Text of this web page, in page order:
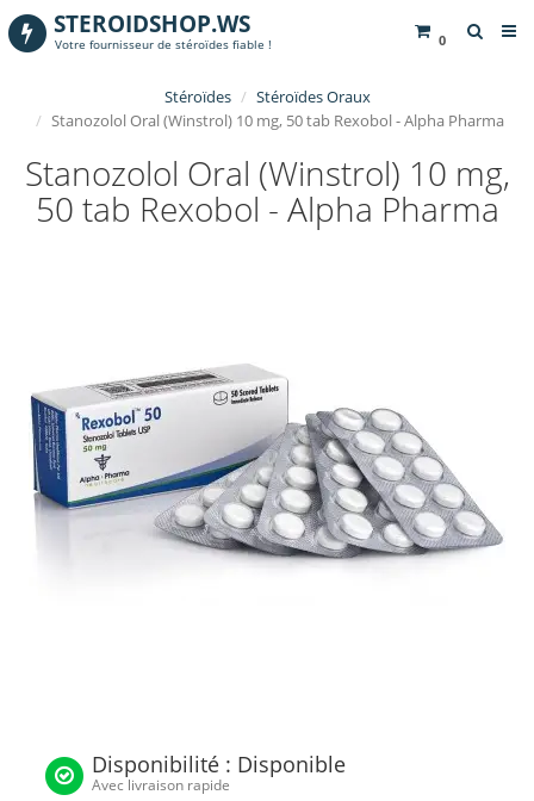
0
STEROIDSHOP.WS
Votre fournisseur de stéroïdes fiable !
Stéroïdes
Stéroïdes Oraux
Stanozolol Oral (Winstrol) 10 mg, 50 tab Rexobol - Alpha Pharma
Stanozolol Oral (Winstrol) 10 mg,
50 tab Rexobol - Alpha Pharma
Disponibilité : Disponible
Avec livraison rapide